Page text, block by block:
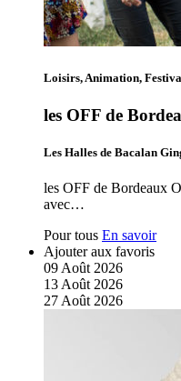
Loisirs, Animation,
les OFF de
Les Halles de Bacalan
les OFF de Bordeaux
avec…
Pour tous En savoir
Ajouter aux favoris
09 Août 2026
13 Août 2026
27 Août 2026